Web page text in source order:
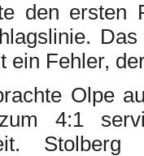
den ersten
ein Fehler,
Olpe
4:1